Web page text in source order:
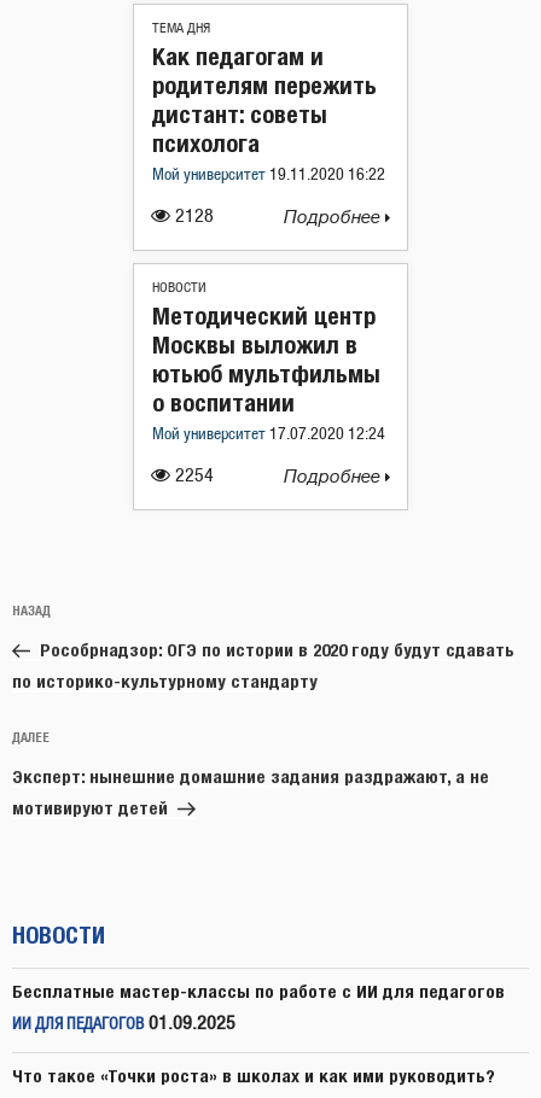
ТЕМА ДНЯ
2128
Как педагогам и
родителям пережить
дистант: советы
психолога
Мой университет 19.11.2020 16:22
Подробнее
НОВОСТИ
2254
Методический центр
Москвы выложил в
ютьюб мультфильмы
о воспитании
Мой университет 17.07.2020 12:24
Подробнее
по
записям
Предыдущая
запись:
НАЗАД
Рособрнадзор: ОГЭ по истории в 2020 году будут сдавать
по историко-культурному стандарту
Следующая
запись
ДАЛЕЕ
Эксперт: нынешние домашние задания раздражают, а не
мотивируют детей
НОВОСТИ
Бесплатные мастер-классы по работе с ИИ для педагогов
ИИ ДЛЯ ПЕДАГОГОВ 01.09.2025
Что такое «Точки роста» в школах и как ими руководить?